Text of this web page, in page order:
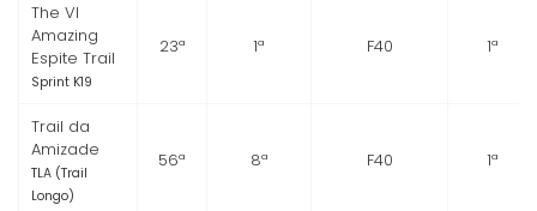
The VI
Amazing
Espite Trail
Sprint K19
23ª 1ª F40 1ª
Trail da
Amizade
TLA (Trail
Longo)
56ª 8ª F40 1ª